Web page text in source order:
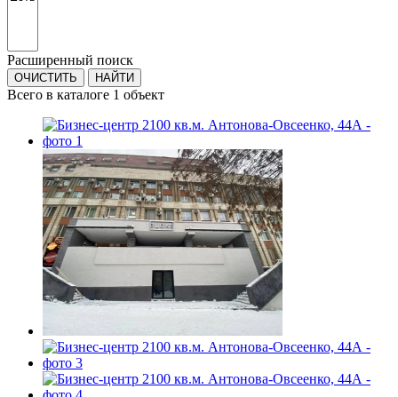
Расширенный поиск
Всего в каталоге 1 объект